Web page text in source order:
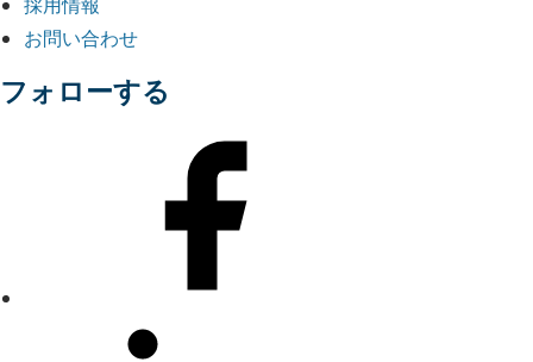
お問い合わせ
フォローする